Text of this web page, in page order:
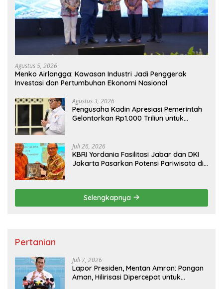
Agustus 5, 2026
Menko Airlangga: Kawasan Industri Jadi Penggerak
Investasi dan Pertumbuhan Ekonomi Nasional
Agustus 3, 2026
Pengusaha Kadin Apresiasi Pemerintah
Gelontorkan Rp1.000 Triliun untuk
Juli 26, 2026
KBRI Yordania Fasilitasi Jabar dan DKI
Jakarta Pasarkan Potensi Pariwisata di
Selengkapnya
Pertanian
Juli 7, 2026
Lapor Presiden, Mentan Amran: Pangan
Aman, Hilirisasi Dipercepat untuk